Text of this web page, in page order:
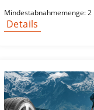
24 Monate. Ihre Vorteile auf einen Blick: ✔ 24
Monate
Händlern
Mindestabnahmemenge: 2
Details